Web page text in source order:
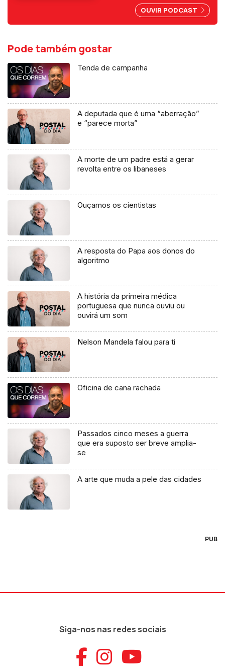
OUVIR PODCAST
Pode também gostar
Tenda de campanha
A deputada que é uma “aberração”
e “parece morta”
A morte de um padre está a gerar
revolta entre os libaneses
Ouçamos os cientistas
A resposta do Papa aos donos do
algoritmo
A história da primeira médica
portuguesa que nunca ouviu ou
ouvirá um som
Nelson Mandela falou para ti
Oficina de cana rachada
Passados cinco meses a guerra
que era suposto ser breve amplia-
se
A arte que muda a pele das cidades
PUB
Siga-nos nas redes sociais
Aceder ao
Aceder ao
Aceder